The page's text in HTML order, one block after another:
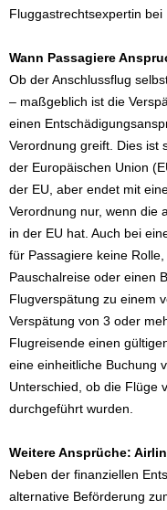
Fluggastrechtsexpertin bei
Wann Passagiere
Ob der Anschlussflug
– maßgeblich ist die
einen
Verordnung greift. Dies ist
der Europäischen Union
der EU, aber endet mit
Verordnung nur, wenn die
in der EU hat. Auch bei
für Passagiere keine
Pauschalreise oder einen
Flugverspätung zu einem
Verspätung von 3 oder
Flugreisende einen
eine einheitliche Buchung
Unterschied, ob die Flüge
durchgeführt wurden.
Weitere Ansprüche:
Neben der finanziellen
alternative Beförderung